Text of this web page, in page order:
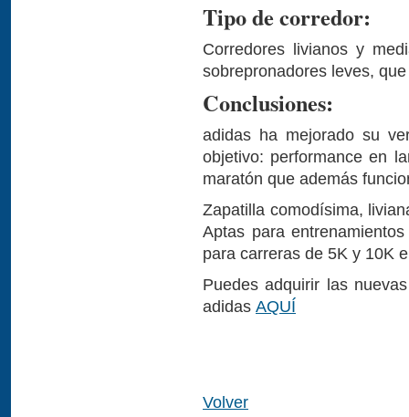
Tipo de corredor:
Corredores livianos y
sobrepronadores leves,
Conclusiones:
adidas ha mejorado su
objetivo: performance en
maratón que además
Zapatilla comodísima,
Aptas para
para carreras de 5K y 10K
Puedes adquirir las
adidas AQUÍ
Volver